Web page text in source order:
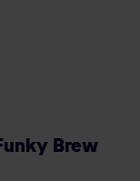
Brew